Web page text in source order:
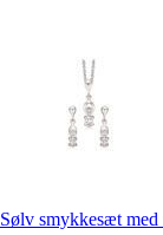
Sølv smykkesæt